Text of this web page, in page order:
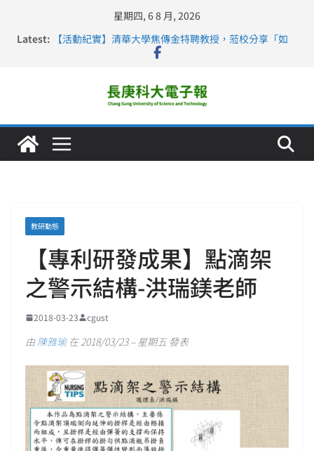
星期四, 6 8 月, 2026
Latest:
【活動紀實】清華大學焦傳金特聘教授，蒞校分享「如
長庚科大連四年穩居《遠見》醫學大學第5名 辦學實力再
深化永續醫療 長庚科大攜菲、印頂尖大學跨國合作
長庚科大護理系勇奪2026羅馬尼亞歐洲盃國際發明展雙
金牌暨雙特別獎 AI智慧照護與護理教育創新獲國際肯定
教研動態
【專利研發成果】點滴架
之警示結構-洪瑞鎂老師
2018-03-23 cgust
由陳雅瑜在 2018/03/23 – 星期五 發表